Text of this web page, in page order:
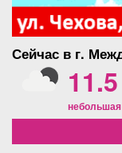
Сейчас в г.